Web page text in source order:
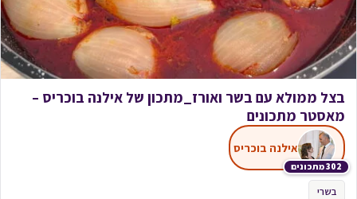
בצל ממולא עם בשר ואורז_מתכון של אילנה בוכריס –
מאסטר מתכונים
302 מתכונים
אילנה בוכריס
בשרי